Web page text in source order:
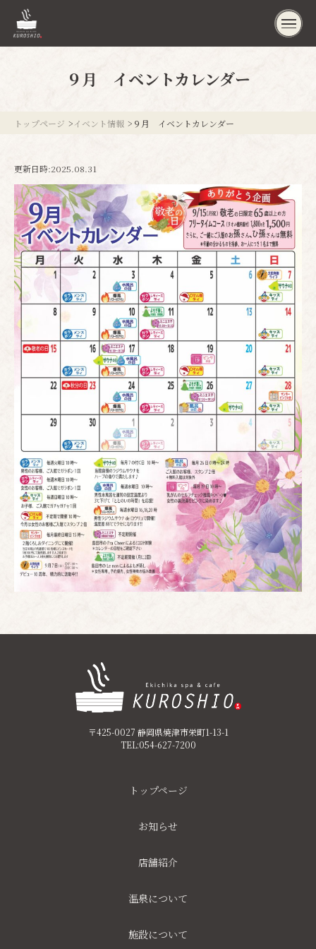
９月 イベントカレンダー
トップページ イベント情報 ９月 イベントカレンダー
更新日時:2025.08.31
〒425-0027 静岡県焼津市栄町1-13-1
TEL:054-627-7200
トップページ
お知らせ
店舗紹介
温泉について
施設について